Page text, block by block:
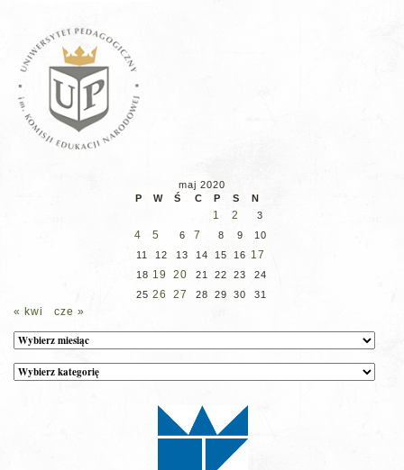
maj 2020
P
W Ś C P S N
1 2 3
4 5 6 7 8 9
10
11
12 13 14 15 16 17
18 19 20 21 22 23
24
25 26 27 28 29 30 31
« kwi cze »
Archiwum
Kategorie
wpisów